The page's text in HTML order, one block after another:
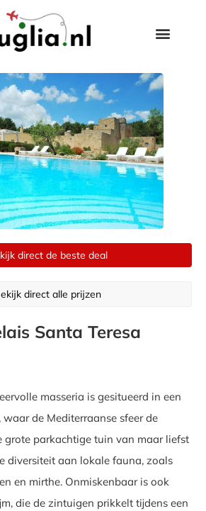
direct de beste deal
direct alle prijzen
Santa Teresa
masseria is gesitueerd in een
de Mediterraanse sfeer de
grote parkachtige tuin van maar liefst
diversiteit aan lokale fauna, zoals
en mirthe. Onmiskenbaar is ook
die de zintuigen prikkelt tijdens een